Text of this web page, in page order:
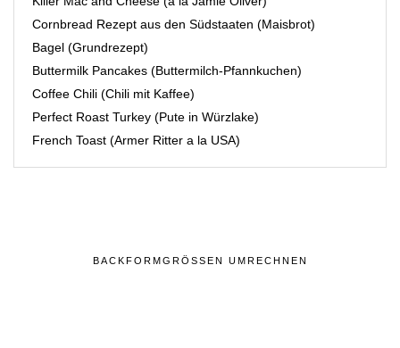
Cornbread Rezept aus den Südstaaten (Maisbrot)
Bagel (Grundrezept)
Buttermilk Pancakes (Buttermilch-Pfannkuchen)
Coffee Chili (Chili mit Kaffee)
Perfect Roast Turkey (Pute in Würzlake)
French Toast (Armer Ritter a la USA)
BACKFORMGRÖSSEN UMRECHNEN